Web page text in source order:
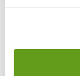
Mochten er
einde van de
voor een